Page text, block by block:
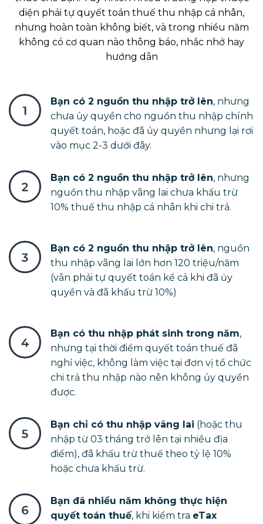
diện phải tự quyết toán thuế thu nhập cá nhân,
nhưng hoàn toàn không biết, và trong nhiều năm
không có cơ quan nào thông báo, nhắc nhở hay
hướng dẫn
Bạn có 2 nguồn thu nhập trở lên, nhưng
chưa ủy quyền cho nguồn thu nhập chính
quyết toán, hoặc đã ủy quyền nhưng lại rơi
vào mục 2-3 dưới đây.
Bạn có 2 nguồn thu nhập trở lên, nhưng
nguồn thu nhập vãng lai chưa khấu trừ
10% thuế thu nhập cá nhân khi chi trả.
Bạn có 2 nguồn thu nhập trở lên, nguồn
thu nhập vãng lai lớn hơn 120 triệu/năm
(vẫn phải tự quyết toán kể cả khi đã ủy
quyền và đã khấu trừ 10%)
Bạn có thu nhập phát sinh trong năm,
nhưng tại thời điểm quyết toán thuế đã
nghỉ việc, không làm việc tại đơn vị tổ chức
chi trả thu nhập nào nên không ủy quyền
được.
Bạn chỉ có thu nhập vãng lai (hoặc thu
nhập từ 03 tháng trở lên tại nhiều địa
điểm), đã khấu trừ thuế theo tỷ lệ 10%
hoặc chưa khấu trừ.
Bạn đã nhiều năm không thực hiện
quyết toán thuế, khi kiểm tra eTax